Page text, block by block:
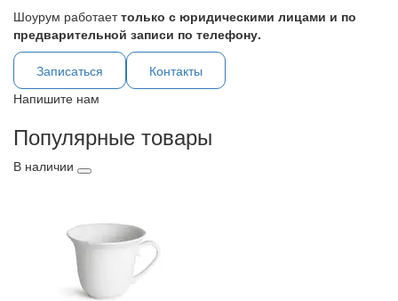
Шоурум работаеттолько с юридическими лицами и по
предварительной записи по телефону.
Записаться
Контакты
Напишите нам
Популярные товары
В наличии